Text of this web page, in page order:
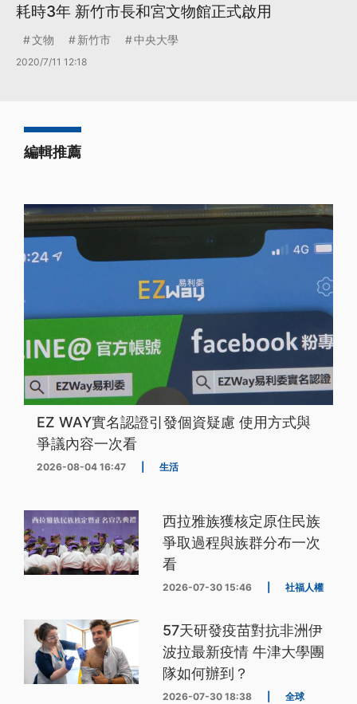
耗時3年 新竹市長和宮文物館正式啟用
文物 新竹市 中央大學
2020/7/11 12:18
編輯推薦
EZ WAY實名認證引發個資疑慮 使用方式與
爭議內容一次看
2026-08-04 16:47 生活
西拉雅族獲核定原住民族
爭取過程與族群分布一次
看
2026-07-30 15:46 社福人權
57天研發疫苗對抗非洲伊
波拉最新疫情 牛津大學團
隊如何辦到？
2026-07-30 18:38 全球